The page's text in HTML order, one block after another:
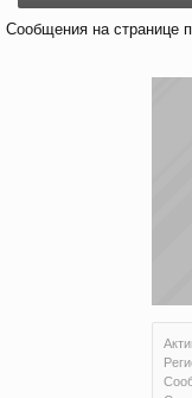
Сообщения на странице